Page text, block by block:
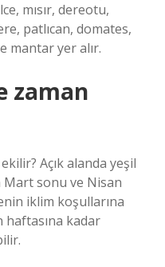
mısır, dereotu,
patlıcan, domates,
mantar yer alır.
zaman
Açık alanda yeşil
sonu ve Nisan
iklim koşullarına
haftasına kadar